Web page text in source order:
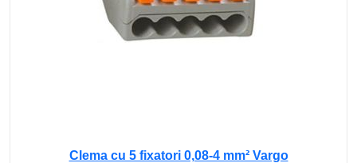
Clema cu 5 fixatori 0,08-4 mm² Vargo